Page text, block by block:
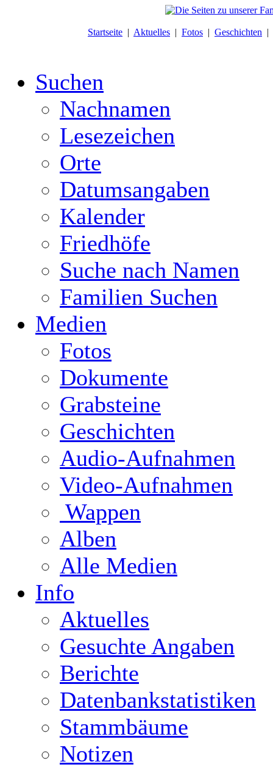
Startseite | Aktuelles | Fotos | Geschichten |
Suchen
Nachnamen
Lesezeichen
Orte
Datumsangaben
Kalender
Friedhöfe
Suche nach Namen
Familien Suchen
Medien
Fotos
Dokumente
Grabsteine
Geschichten
Audio-Aufnahmen
Video-Aufnahmen
Wappen
Alben
Alle Medien
Info
Aktuelles
Gesuchte Angaben
Berichte
Datenbankstatistiken
Stammbäume
Notizen